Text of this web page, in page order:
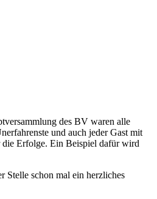
des BV waren alle
und auch jeder Gast mit
die Erfolge. Ein Beispiel dafür wird
Stelle schon mal ein herzliches